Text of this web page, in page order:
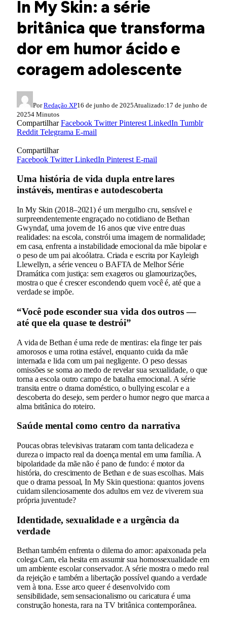
In My Skin: a série
britânica que transforma
dor em humor ácido e
coragem adolescente
Por Redação XP16 de junho de 2025Atualizado:17 de junho de
20254 Minutos
CompartilharFacebook Twitter Pinterest LinkedIn Tumblr
Reddit Telegrama E-mail
Compartilhar
Facebook Twitter LinkedIn Pinterest E-mail
Uma história de vida dupla entre lares
instáveis, mentiras e autodescoberta
In My Skin (2018–2021) é um mergulho cru, sensível e
surpreendentemente engraçado no cotidiano de Bethan
Gwyndaf, uma jovem de 16 anos que vive entre duas
realidades: na escola, constrói uma imagem de normalidade;
em casa, enfrenta a instabilidade emocional da mãe bipolar e
o peso de um pai alcoólatra. Criada e escrita por Kayleigh
Llewellyn, a série venceu o BAFTA de Melhor Série
Dramática com justiça: sem exageros ou glamourizações,
mostra o que é crescer escondendo quem você é, até que a
verdade se impõe.
“Você pode esconder sua vida dos outros —
até que ela quase te destrói”
A vida de Bethan é uma rede de mentiras: ela finge ter pais
amorosos e uma rotina estável, enquanto cuida da mãe
internada e lida com um pai negligente. O peso dessas
omissões se soma ao medo de revelar sua sexualidade, o que
torna a escola outro campo de batalha emocional. A série
transita entre o drama doméstico, o bullying escolar e a
descoberta do desejo, sem perder o humor negro que marca a
alma britânica do roteiro.
Saúde mental como centro da narrativa
Poucas obras televisivas trataram com tanta delicadeza e
dureza o impacto real da doença mental em uma família. A
bipolaridade da mãe não é pano de fundo: é motor da
história, do crescimento de Bethan e de suas escolhas. Mais
que o drama pessoal, In My Skin questiona: quantos jovens
cuidam silenciosamente dos adultos em vez de viverem sua
própria juventude?
Identidade, sexualidade e a urgência da
verdade
Bethan também enfrenta o dilema do amor: apaixonada pela
colega Cam, ela hesita em assumir sua homossexualidade em
um ambiente escolar conservador. A série mostra o medo real
da rejeição e também a libertação possível quando a verdade
vem à tona. Esse arco queer é desenvolvido com
sensibilidade, sem sensacionalismo ou caricatura é uma
construção honesta, rara na TV britânica contemporânea.